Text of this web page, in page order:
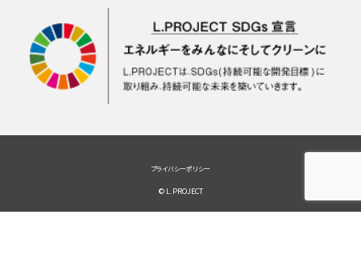
プライバシーポリシー
© L.PROJECT